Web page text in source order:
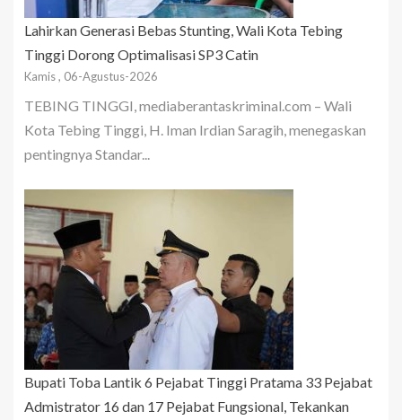
Lahirkan Generasi Bebas Stunting, Wali Kota Tebing
Tinggi Dorong Optimalisasi SP3 Catin
Kamis , 06-Agustus-2026
TEBING TINGGI, mediaberantaskriminal.com – Wali
Kota Tebing Tinggi, H. Iman Irdian Saragih, menegaskan
pentingnya Standar...
Bupati Toba Lantik 6 Pejabat Tinggi Pratama 33 Pejabat
Admistrator 16 dan 17 Pejabat Fungsional, Tekankan